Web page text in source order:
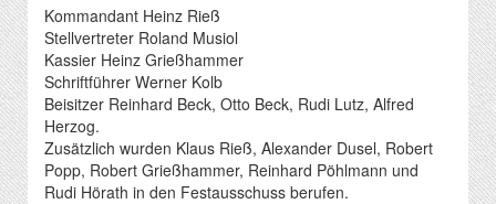
Kommandant Heinz Rieß
Stellvertreter Roland Musiol
Kassier Heinz Grießhammer
Schriftführer Werner Kolb
Beisitzer Reinhard Beck, Otto Beck, Rudi Lutz, Alfred
Herzog.
Zusätzlich wurden Klaus Rieß, Alexander Dusel, Robert
Popp, Robert Grießhammer, Reinhard Pöhlmann und
Rudi Hörath in den Festausschuss berufen.